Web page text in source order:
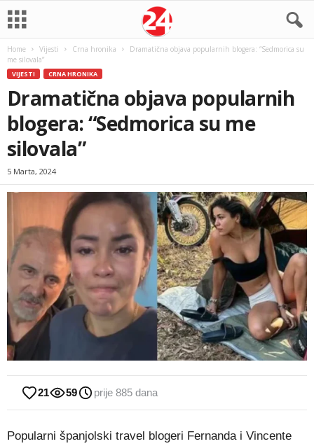
Home Vijesti Crna hronika
Dramatična objava popularnih blogera: “Sedmorica su
me silovala”
VIJESTI CRNA HRONIKA
Dramatična objava popularnih
blogera: “Sedmorica su me
silovala”
5 Marta, 2024
21 59 prije 885 dana
Popularni španjolski travel blogeri Fernanda i Vincente